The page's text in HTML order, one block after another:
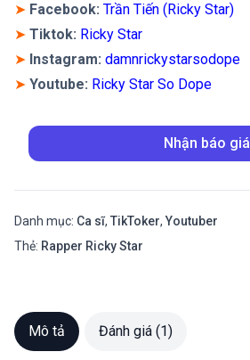
➤ Facebook: Trần Tiến (Ricky Star)
➤ Tiktok: Ricky Star
➤ Instagram: damnrickystarsodope
➤ Youtube: Ricky Star So Dope
Nhận báo giá
Danh mục: Ca sĩ, TikToker,Youtuber
Thẻ: Rapper Ricky Star
Mô tả Đánh giá (1)